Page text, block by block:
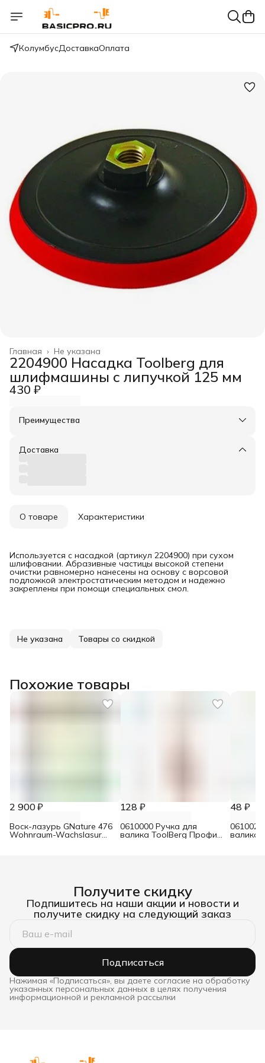
КолумбусДоставкаОплата
Не указана
Главная ›
2204900 Насадка Toolberg для
шлифмашины с липучкой 125 мм
430 ₽
Преимущества
Оплата частями в Сплит
Удобный возврат
Доставка
О товаре Характеристики
Используется с насадкой (артикул 2204900) при сухом
шлифовании. Абразивные частицы высокой степени
очистки равномерно нанесены на основу с ворсовой
подложкой электростатическим методом и надежно
закреплены при помощи специальных смол.
Не указана Товары со скидкой
Похожие товары
2 900 ₽
Воск-лазурь GNature 476
Wohnraum-Wachslasur
128 ₽
0610000 Ручка для
валика ToolBerg Профи
48 ₽
валика
Получите скидку
Подпишитесь на наши акции и новости и
получите скидку на следующий заказ
Подписаться
Нажимая «Подписаться», вы даете согласие на обработку
указанных персональных данных в целях получения
информационной и рекламной рассылки